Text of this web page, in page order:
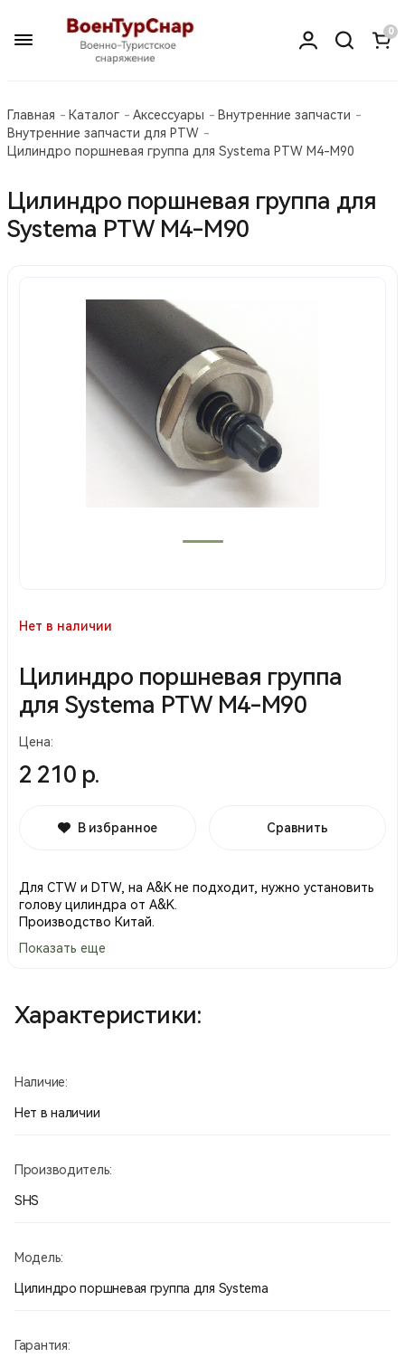
0
Главная Каталог Аксессуары
Внутренние запчасти
Внутренние запчасти для PTW
Цилиндро поршневая группа для Systema PTW M4-M90
Цилиндро поршневая группа для
Systema PTW M4-M90
Нет в наличии
Цилиндро поршневая группа
для Systema PTW M4-M90
Цена:
2 210 р.
В избранное Сравнить
Для CTW и DTW, на A&K не подходит, нужно установить
голову цилиндра от A&K.
Производство Китай.
Показать еще
Характеристики:
Наличие:
Нет в наличии
Производитель:
SHS
Модель:
Цилиндро поршневая группа для Systema
Гарантия: